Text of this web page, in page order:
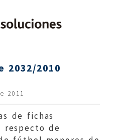
2032/2010
2011
de fichas
respecto de